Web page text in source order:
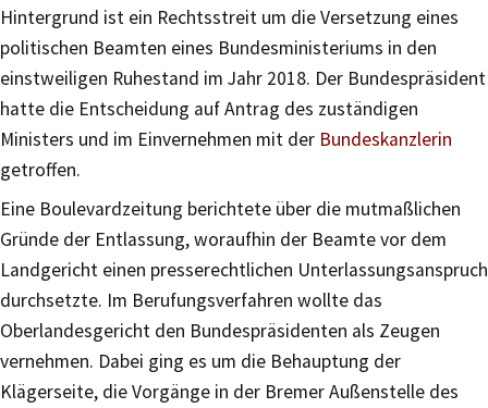
Hintergrund ist ein Rechtsstreit um die Versetzung eines
politischen Beamten eines Bundesministeriums in den
einstweiligen Ruhestand im Jahr 2018. Der Bundespräsident
hatte die Entscheidung auf Antrag des zuständigen
Ministers und im Einvernehmen mit der Bundeskanzlerin
getroffen.
Eine Boulevardzeitung berichtete über die mutmaßlichen
Gründe der Entlassung, woraufhin der Beamte vor dem
Landgericht einen presserechtlichen Unterlassungsanspruch
durchsetzte. Im Berufungsverfahren wollte das
Oberlandesgericht den Bundespräsidenten als Zeugen
vernehmen. Dabei ging es um die Behauptung der
Klägerseite, die Vorgänge in der Bremer Außenstelle des